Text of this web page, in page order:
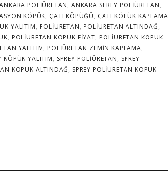
ANKARA POLIÜRETAN, ANKARA SPREY POLIÜRETAN,
KÖPÜK, ÇATI KÖPÜĞÜ, ÇATI KÖPÜK KAPLAMA
YALITIM, POLIÜRETAN, POLIÜRETAN ALTINDAĞ,
, POLIÜRETAN KÖPÜK FIYAT, POLIÜRETAN KÖPÜK
YALITIM, POLIÜRETAN ZEMIN KAPLAMA,
KÖPÜK YALITIM, SPREY POLIÜRETAN, SPREY
KÖPÜK ALTINDAĞ, SPREY POLIÜRETAN KÖPÜK